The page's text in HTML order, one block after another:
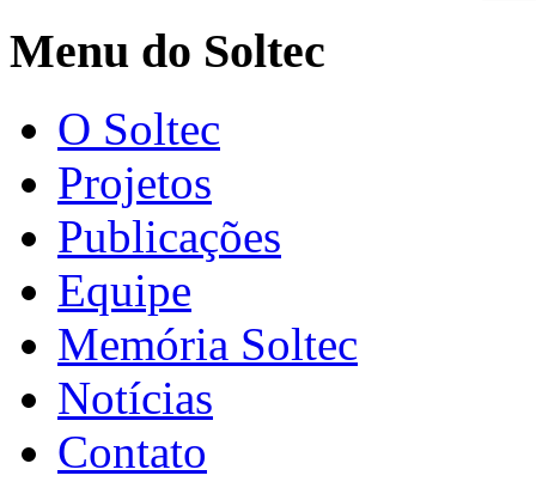
Menu do Soltec
O Soltec
Projetos
Publicações
Equipe
Memória Soltec
Notícias
Contato